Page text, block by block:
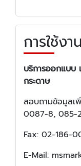
การใช้งาน
บริการออกแบ
กระดาษ
สอบถามข้อมูลเ
0087-8, 085-
Fax: 02-186-
E-Mail: